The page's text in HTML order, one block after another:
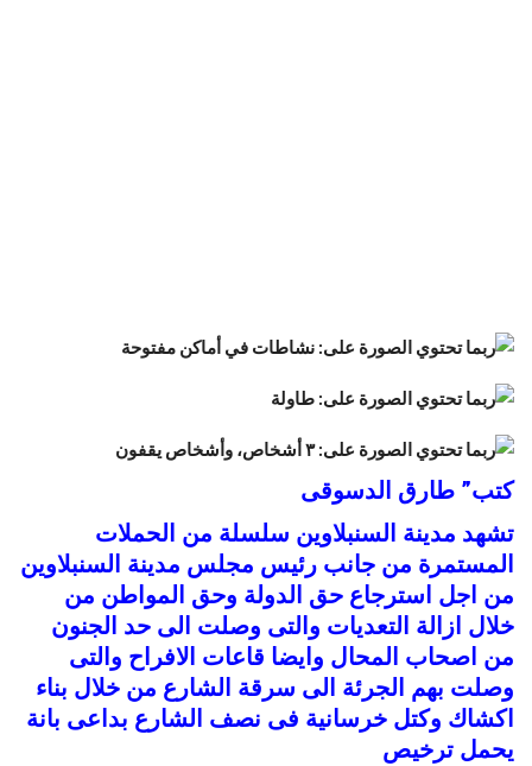
كتب” طارق الدسوقى
تشهد مدينة السنبلاوين سلسلة من الحملات
المستمرة من جانب رئيس مجلس مدينة السنبلاوين
من اجل استرجاع حق الدولة وحق المواطن من
خلال ازالة التعديات والتى وصلت الى حد الجنون
من اصحاب المحال وايضا قاعات الافراح والتى
وصلت بهم الجرئة الى سرقة الشارع من خلال بناء
اكشاك وكتل خرسانية فى نصف الشارع بداعى بانة
يحمل ترخيص